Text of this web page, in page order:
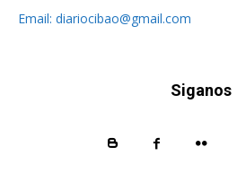
Email: diariocibao@gmail.com
Siganos